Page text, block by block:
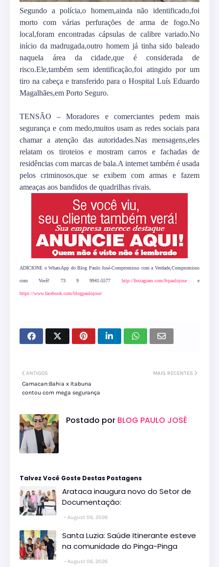
Segundo a polícia,o homem,ainda não identificado,foi
morto com várias perfurações de arma de fogo.No
local,foram encontradas cápsulas de calibre variado.No
início da madrugada,outro homem já tinha sido baleado
naquela área da cidade,que é considerada de
risco.Ele,também sem identificação,foi atingido por um
tiro na cabeça e transferido para o Hospital Luís Eduardo
Magalhães,em Porto Seguro.
TENSÃO – Moradores e comerciantes pedem mais
segurança e com medo,muitos usam as redes sociais para
chamar a atenção das autoridades.Nas mensagens,eles
relatam os tiroteios e mostram carros e fachadas de
residências com marcas de bala.A internet também é usada
pelos criminosos,que se exibem com armas e fazem
ameaças aos bandidos de quadrilhas rivais.
ADICIONE o WhatsApp do Blog Paulo José-Compromisso com a Verdade,Compromisso
com Você! 73 9 9941-5577 http://Instagram.com/fvpaulojosee
https://www.facebook.com/blogpaulojose/
MAIS RECENTES
ANTIGOS
Camacan:Bahia x Itabuna
contou com mega segurança
Postado por BLOG PAULO JOSÉ
Talvez Você Goste Destas Postagens
Arataca inaugura novo do Setor de
Documentação:
August 06, 2026
Santa Luzia: Saúde Itinerante esteve
na comunidade do Pinga-Pinga
August 06, 2026